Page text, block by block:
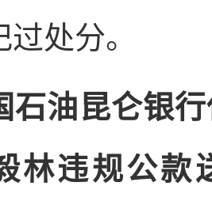
处分。
油昆仑银行
林违规公款